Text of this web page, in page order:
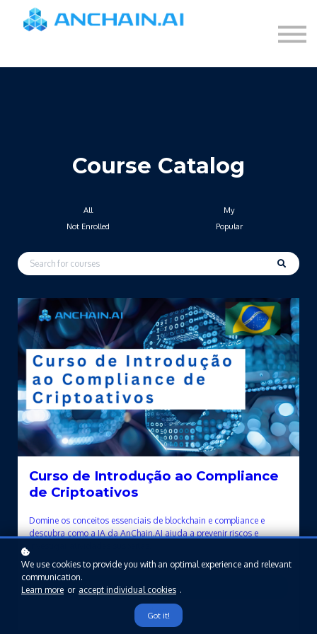
About Us
Log-in
Course Catalog
All
My
Not Enrolled
Popular
Curso de Introdução ao Compliance
de Criptoativos
Domine os conceitos essenciais de blockchain e compliance e
descubra como a IA da AnChain.AI ajuda a prevenir riscos e
Enroll
$99
We use cookies to provide you with an optimal experience and relevant
communication.
Learn more or accept individual cookies .
Got it!